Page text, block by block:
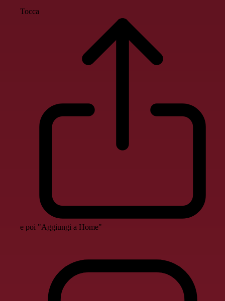
Tocca
e poi "Aggiungi a Home"